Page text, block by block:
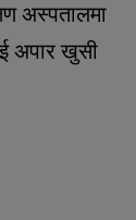
अस्पतालमा
अपार खुसी